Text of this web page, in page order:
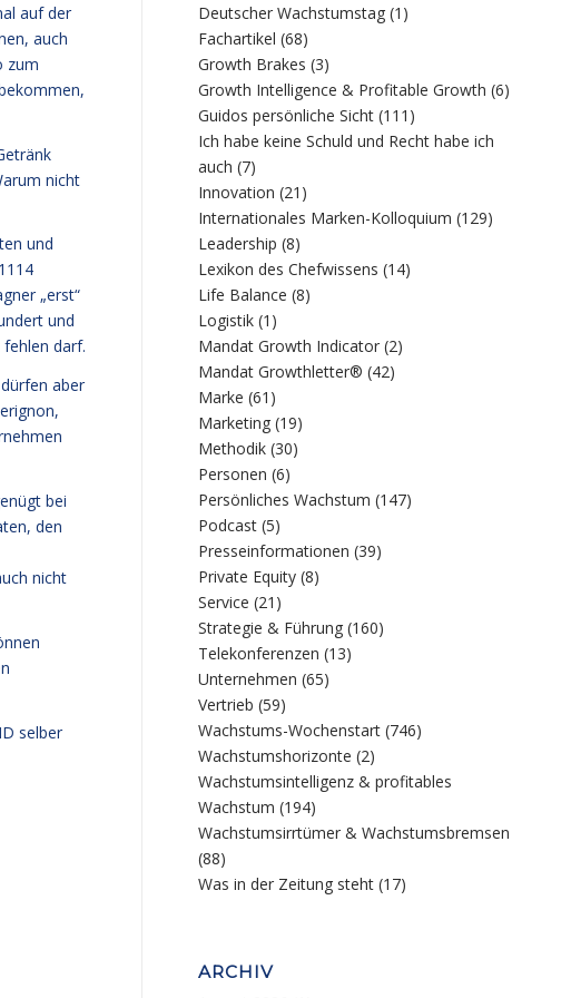
auf der
auch
zum
nicht
und
„erst“
und
darf.
aber
bei
den
nicht
selber
Deutscher Wachstumstag (1)
Fachartikel (68)
Growth Brakes (3)
Growth Intelligence & Profitable Growth (6)
Guidos persönliche Sicht (111)
Ich habe keine Schuld und Recht habe ich
auch (7)
Innovation (21)
Internationales Marken-Kolloquium (129)
Leadership (8)
Lexikon des Chefwissens (14)
Life Balance (8)
Logistik (1)
Mandat Growth Indicator (2)
Mandat Growthletter® (42)
Marke (61)
Marketing (19)
Methodik (30)
Personen (6)
Persönliches Wachstum (147)
Podcast (5)
Presseinformationen (39)
Private Equity (8)
Service (21)
Strategie & Führung (160)
Telekonferenzen (13)
Unternehmen (65)
Vertrieb (59)
Wachstums-Wochenstart (746)
Wachstumshorizonte (2)
Wachstumsintelligenz & profitables
Wachstum (194)
Wachstumsirrtümer & Wachstumsbremsen
(88)
Was in der Zeitung steht (17)
ARCHIV